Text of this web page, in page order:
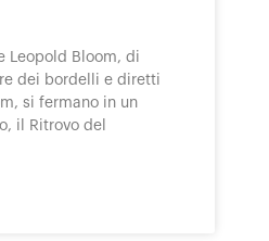
Leopold Bloom, di
dei bordelli e diretti
si fermano in un
il Ritrovo del